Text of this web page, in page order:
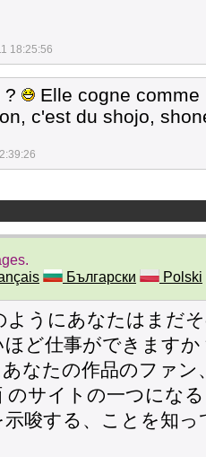
18:25:56
?
Elle cogne
c'est du shojo,
Български Polski
ようにあなたはまだ
ど仕事ができます
あなたの作品のファ
のサイトの一つにな
唆する、ことを知